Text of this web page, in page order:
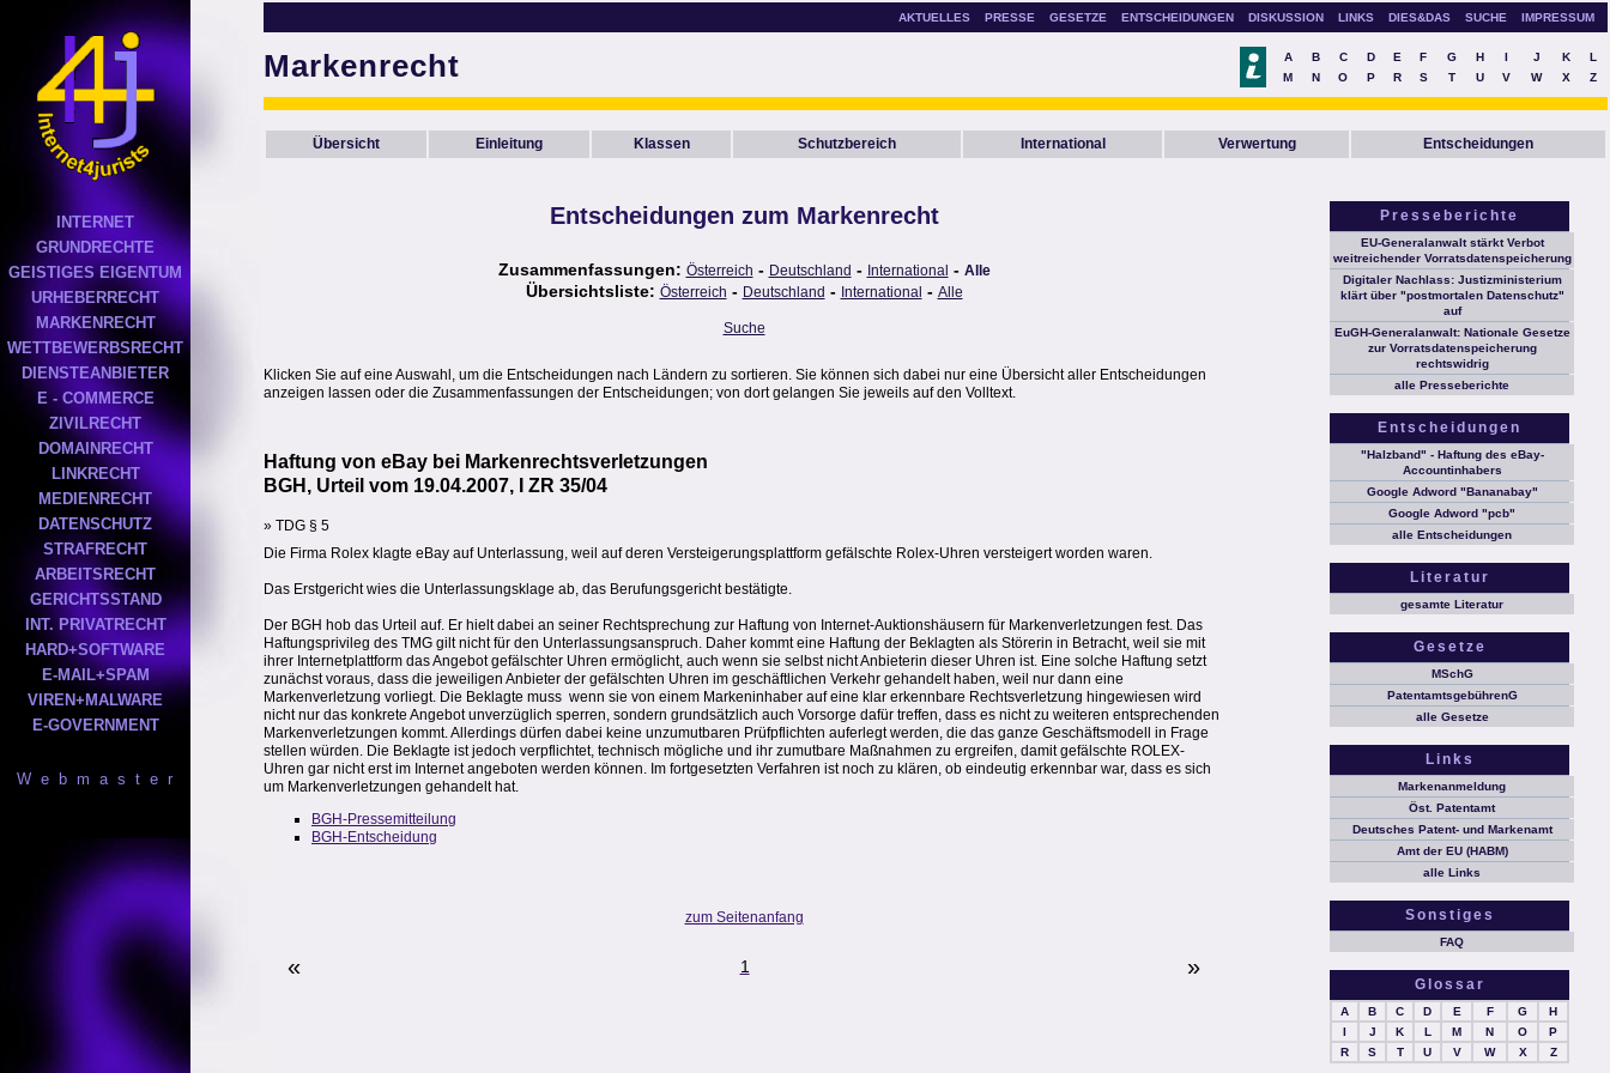
INTERNET
GRUNDRECHTE
GEISTIGES EIGENTUM
URHEBERRECHT
MARKENRECHT
WETTBEWERBSRECHT
DIENSTEANBIETER
E - COMMERCE
ZIVILRECHT
DOMAINRECHT
LINKRECHT
MEDIENRECHT
DATENSCHUTZ
STRAFRECHT
ARBEITSRECHT
GERICHTSSTAND
INT. PRIVATRECHT
HARD+SOFTWARE
E-MAIL+SPAM
VIREN+MALWARE
E-GOVERNMENT
W e b m a s t e r
AKTUELLES PRESSE GESETZE ENTSCHEIDUNGEN DISKUSSION LINKS DIES&DAS SUCHE IMPRESSUM
Markenrecht A B C D E F G H I J K
L
M
N O P R S T U V W X Z
Übersicht Einleitung Klassen Schutzbereich International Verwertung Entscheidungen
Entscheidungen zum Markenrecht
Zusammenfassungen: Österreich - Deutschland - International - Alle
Übersichtsliste: Österreich - Deutschland - International - Alle
Suche
Klicken Sie auf eine Auswahl, um die Entscheidungen nach Ländern zu sortieren. Sie können sich dabei nur eine Übersicht aller Entscheidungen
anzeigen lassen oder die Zusammenfassungen der Entscheidungen; von dort gelangen Sie jeweils auf den Volltext.
Haftung von eBay bei Markenrechtsverletzungen
BGH, Urteil vom 19.04.2007, I ZR 35/04
» TDG § 5
Die Firma Rolex klagte eBay auf Unterlassung, weil auf deren Versteigerungsplattform gefälschte Rolex-Uhren versteigert worden waren.
Das Erstgericht wies die Unterlassungsklage ab, das Berufungsgericht bestätigte.
Der BGH hob das Urteil auf. Er hielt dabei an seiner Rechtsprechung zur Haftung von Internet-Auktionshäusern für Markenverletzungen fest. Das
Haftungsprivileg des TMG gilt nicht für den Unterlassungsanspruch. Daher kommt eine Haftung der Beklagten als Störerin in Betracht, weil sie mit
ihrer Internetplattform das Angebot gefälschter Uhren ermöglicht, auch wenn sie selbst nicht Anbieterin dieser Uhren ist. Eine solche Haftung setzt
zunächst voraus, dass die jeweiligen Anbieter der gefälschten Uhren im geschäftlichen Verkehr gehandelt haben, weil nur dann eine
Markenverletzung vorliegt. Die Beklagte muss  wenn sie von einem Markeninhaber auf eine klar erkennbare Rechtsverletzung hingewiesen wird 
nicht nur das konkrete Angebot unverzüglich sperren, sondern grundsätzlich auch Vorsorge dafür treffen, dass es nicht zu weiteren entsprechenden
Markenverletzungen kommt. Allerdings dürfen dabei keine unzumutbaren Prüfpflichten auferlegt werden, die das ganze Geschäftsmodell in Frage
stellen würden. Die Beklagte ist jedoch verpflichtet, technisch mögliche und ihr zumutbare Maßnahmen zu ergreifen, damit gefälschte ROLEX-
Uhren gar nicht erst im Internet angeboten werden können. Im fortgesetzten Verfahren ist noch zu klären, ob eindeutig erkennbar war, dass es sich
um Markenverletzungen gehandelt hat.
BGH-Pressemitteilung
BGH-Entscheidung
zum Seitenanfang
« 1 »
Presseberichte
EU-Generalanwalt stärkt Verbot
weitreichender Vorratsdatenspeicherung
Digitaler Nachlass: Justizministerium
klärt über "postmortalen Datenschutz"
auf
EuGH-Generalanwalt: Nationale Gesetze
zur Vorratsdatenspeicherung
rechtswidrig
alle Presseberichte
Entscheidungen
"Halzband" - Haftung des eBay-
Accountinhabers
Google Adword "Bananabay"
Google Adword "pcb"
alle Entscheidungen
Literatur
gesamte Literatur
Gesetze
MSchG
PatentamtsgebührenG
alle Gesetze
Links
Markenanmeldung
Öst. Patentamt
Deutsches Patent- und Markenamt
Amt der EU (HABM)
alle Links
Sonstiges
FAQ
Glossar
A B C D E F G
H
I
J K L M N O
P
R
S T U V W X Z